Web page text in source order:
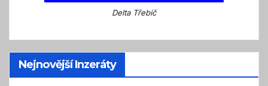
Delta Třebíč
Nejnovější Inzeráty